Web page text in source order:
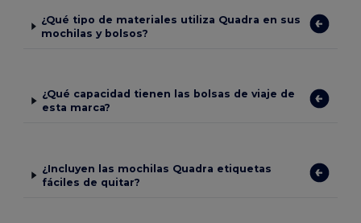
¿Qué tipo de materiales utiliza Quadra en sus
mochilas y bolsos?
¿Qué capacidad tienen las bolsas de viaje de
esta marca?
¿Incluyen las mochilas Quadra etiquetas
fáciles de quitar?